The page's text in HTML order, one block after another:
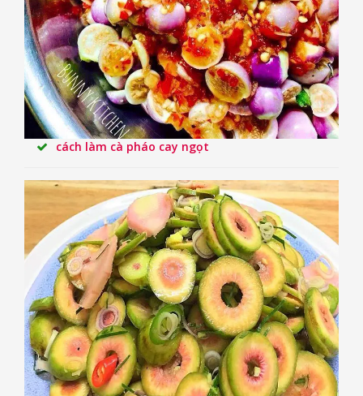
cách làm cà pháo cay ngọt